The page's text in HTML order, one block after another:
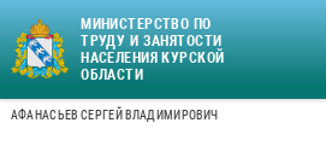
МИНИСТЕРСТВО ПО
ТРУДУ И ЗАНЯТОСТИ
НАСЕЛЕНИЯ КУРСКОЙ
ОБЛАСТИ
АФАНАСЬЕВ СЕРГЕЙ ВЛАДИМИРОВИЧ